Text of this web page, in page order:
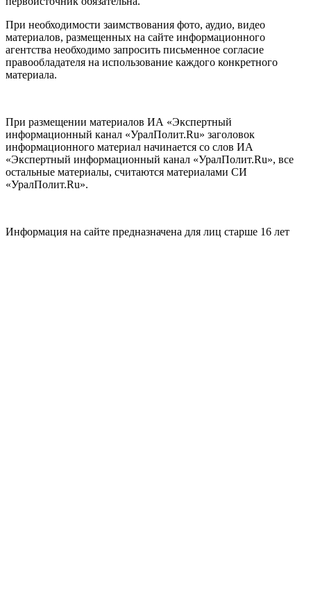
При необходимости заимствования фото, аудио, видео
материалов, размещенных на сайте информационного
агентства необходимо запросить письменное согласие
правообладателя на использование каждого конкретного
материала.
При размещении материалов ИА «Экспертный
информационный канал «УралПолит.Ru» заголовок
информационного материал начинается со слов ИА
«Экспертный информационный канал «УралПолит.Ru», все
остальные материалы, считаются материалами СИ
«УралПолит.Ru».
Информация на сайте предназначена для лиц старше 16 лет